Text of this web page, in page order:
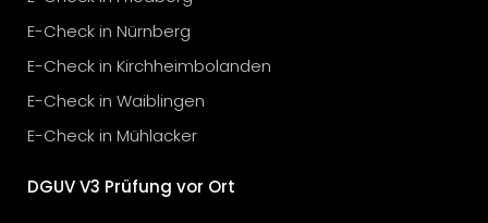
E-Check in Nürnberg
E-Check in Kirchheimbolanden
E-Check in Waiblingen
E-Check in Mühlacker
DGUV V3 Prüfung vor Ort